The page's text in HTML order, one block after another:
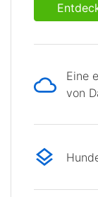
Eine
von